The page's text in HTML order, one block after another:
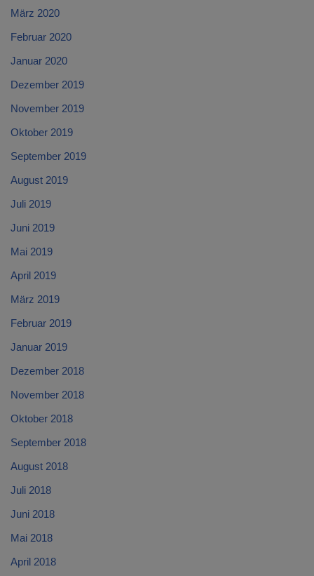
März 2020
Februar 2020
Januar 2020
Dezember 2019
November 2019
Oktober 2019
September 2019
August 2019
Juli 2019
Juni 2019
Mai 2019
April 2019
März 2019
Februar 2019
Januar 2019
Dezember 2018
November 2018
Oktober 2018
September 2018
August 2018
Juli 2018
Juni 2018
Mai 2018
April 2018